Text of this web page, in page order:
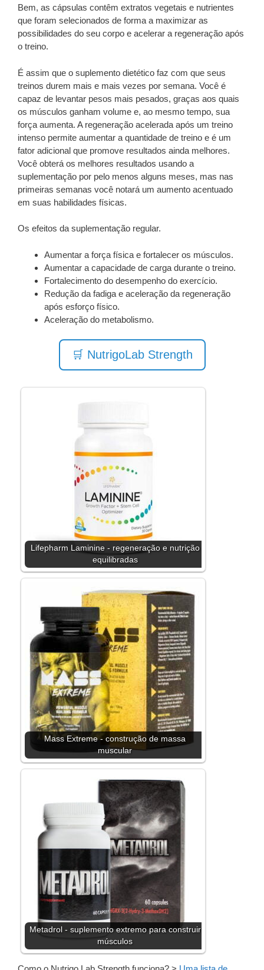
Bem, as cápsulas contêm extratos vegetais e nutrientes
que foram selecionados de forma a maximizar as
possibilidades do seu corpo e acelerar a regeneração após
o treino.
É assim que o suplemento dietético faz com que seus
treinos durem mais e mais vezes por semana. Você é
capaz de levantar pesos mais pesados, graças aos quais
os músculos ganham volume e, ao mesmo tempo, sua
força aumenta. A regeneração acelerada após um treino
intenso permite aumentar a quantidade de treino e é um
fator adicional que promove resultados ainda melhores.
Você obterá os melhores resultados usando a
suplementação por pelo menos alguns meses, mas nas
primeiras semanas você notará um aumento acentuado
em suas habilidades físicas.
Os efeitos da suplementação regular.
Aumentar a força física e fortalecer os músculos.
Aumentar a capacidade de carga durante o treino.
Fortalecimento do desempenho do exercício.
Redução da fadiga e aceleração da regeneração
após esforço físico.
Aceleração do metabolismo.
🛒 NutrigoLab Strength
Lifepharm Laminine - regeneração e nutrição
equilibradas
Mass Extreme - construção de massa
muscular
Metadrol - suplemento extremo para construir
músculos